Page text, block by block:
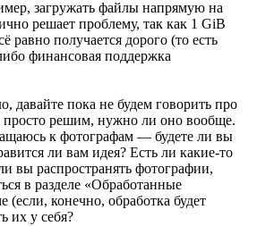
загружать файлы напрямую на
решает проблему, так как 1 GiB
равно получается дорого (то есть
финансовая поддержка
давайте пока не будем говорить про
просто решим, нужно ли оно вообще.
к фотографам — будете ли вы
ли вам идея? Есть ли какие-то
вы распространять фотографии,
в разделе «Обработанные
(если, конечно, обработка будет
их у себя?